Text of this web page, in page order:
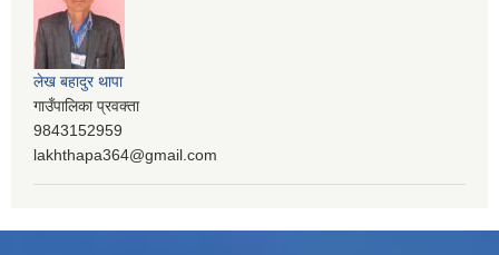
लेख बहादुर थापा
गाउँपालिका प्रवक्ता
9843152959
lakhthapa364@gmail.com